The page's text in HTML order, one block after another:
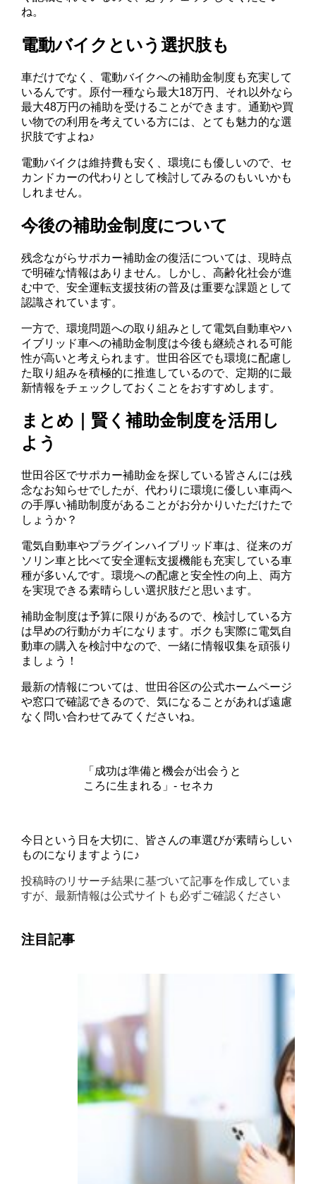
ね。
電動バイクという選択肢も
車だけでなく、電動バイクへの補助金制度も充実して
いるんです。原付一種なら最大18万円、それ以外なら
最大48万円の補助を受けることができます。通勤や買
い物での利用を考えている方には、とても魅力的な選
択肢ですよね♪
電動バイクは維持費も安く、環境にも優しいので、セ
カンドカーの代わりとして検討してみるのもいいかも
しれません。
今後の補助金制度について
残念ながらサポカー補助金の復活については、現時点
で明確な情報はありません。しかし、高齢化社会が進
む中で、安全運転支援技術の普及は重要な課題として
認識されています。
一方で、環境問題への取り組みとして電気自動車やハ
イブリッド車への補助金制度は今後も継続される可能
性が高いと考えられます。世田谷区でも環境に配慮し
た取り組みを積極的に推進しているので、定期的に最
新情報をチェックしておくことをおすすめします。
まとめ｜賢く補助金制度を活用し
よう
世田谷区でサポカー補助金を探している皆さんには残
念なお知らせでしたが、代わりに環境に優しい車両へ
の手厚い補助制度があることがお分かりいただけたで
しょうか？
電気自動車やプラグインハイブリッド車は、従来のガ
ソリン車と比べて安全運転支援機能も充実している車
種が多いんです。環境への配慮と安全性の向上、両方
を実現できる素晴らしい選択肢だと思います。
補助金制度は予算に限りがあるので、検討している方
は早めの行動がカギになります。ボクも実際に電気自
動車の購入を検討中なので、一緒に情報収集を頑張り
ましょう！
最新の情報については、世田谷区の公式ホームページ
や窓口で確認できるので、気になることがあれば遠慮
なく問い合わせてみてくださいね。
「成功は準備と機会が出会うと
ころに生まれる」- セネカ
今日という日を大切に、皆さんの車選びが素晴らしい
ものになりますように♪
投稿時のリサーチ結果に基づいて記事を作成していま
すが、最新情報は公式サイトも必ずご確認ください
注目記事